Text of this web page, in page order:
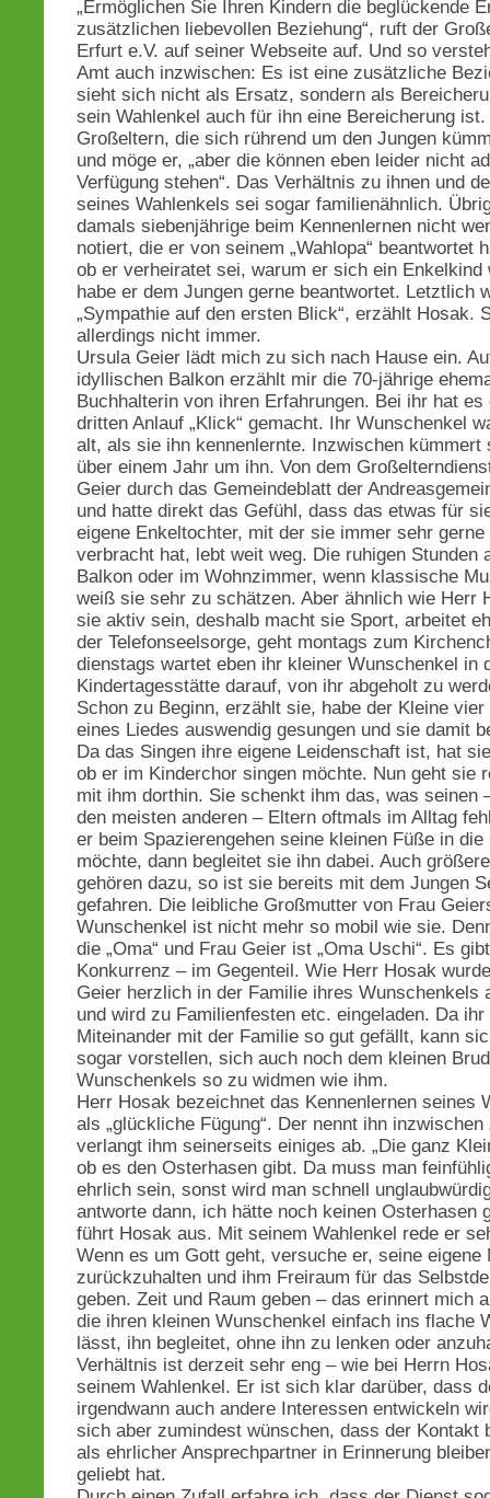
„Ermöglichen Sie Ihren Kindern die beglückende
zusätzlichen liebevollen Beziehung“, ruft der
Erfurt e.V. auf seiner Webseite auf. Und so
Amt auch inzwischen: Es ist eine zusätzliche
sieht sich nicht als Ersatz, sondern als
sein Wahlenkel auch für ihn eine Bereicherung
Großeltern, die sich rührend um den Jungen
und möge er, „aber die können eben leider nicht
Verfügung stehen“. Das Verhältnis zu ihnen und
seines Wahlenkels sei sogar familienähnlich.
damals siebenjährige beim Kennenlernen nicht
notiert, die er von seinem „Wahlopa“ beantwortet
ob er verheiratet sei, warum er sich ein Enkelkind
habe er dem Jungen gerne beantwortet. Letztlich
„Sympathie auf den ersten Blick“, erzählt Hosak.
allerdings nicht immer.
Ursula Geier lädt mich zu sich nach Hause ein.
idyllischen Balkon erzählt mir die 70-jährige
Buchhalterin von ihren Erfahrungen. Bei ihr hat es
dritten Anlauf „Klick“ gemacht. Ihr Wunschenkel
alt, als sie ihn kennenlernte. Inzwischen kümmert
über einem Jahr um ihn. Von dem
Geier durch das Gemeindeblatt der
und hatte direkt das Gefühl, dass das etwas für
eigene Enkeltochter, mit der sie immer sehr gerne
verbracht hat, lebt weit weg. Die ruhigen Stunden
Balkon oder im Wohnzimmer, wenn klassische
weiß sie sehr zu schätzen. Aber ähnlich wie Herr
sie aktiv sein, deshalb macht sie Sport, arbeitet
der Telefonseelsorge, geht montags zum
dienstags wartet eben ihr kleiner Wunschenkel in
Kindertagesstätte darauf, von ihr abgeholt zu
Schon zu Beginn, erzählt sie, habe der Kleine vier
eines Liedes auswendig gesungen und sie damit
Da das Singen ihre eigene Leidenschaft ist, hat
ob er im Kinderchor singen möchte. Nun geht sie
mit ihm dorthin. Sie schenkt ihm das, was seinen
den meisten anderen – Eltern oftmals im Alltag
er beim Spazierengehen seine kleinen Füße in
möchte, dann begleitet sie ihn dabei. Auch
gehören dazu, so ist sie bereits mit dem Jungen
gefahren. Die leibliche Großmutter von Frau
Wunschenkel ist nicht mehr so mobil wie sie.
die „Oma“ und Frau Geier ist „Oma Uschi“. Es
Konkurrenz – im Gegenteil. Wie Herr Hosak
Geier herzlich in der Familie ihres Wunschenkels
und wird zu Familienfesten etc. eingeladen. Da ihr
Miteinander mit der Familie so gut gefällt, kann
sogar vorstellen, sich auch noch dem kleinen
Wunschenkels so zu widmen wie ihm.
Herr Hosak bezeichnet das Kennenlernen seines
als „glückliche Fügung“. Der nennt ihn inzwischen
verlangt ihm seinerseits einiges ab. „Die ganz
ob es den Osterhasen gibt. Da muss man
ehrlich sein, sonst wird man schnell
antworte dann, ich hätte noch keinen Osterhasen
führt Hosak aus. Mit seinem Wahlenkel rede er
Wenn es um Gott geht, versuche er, seine eigene
zurückzuhalten und ihm Freiraum für das
geben. Zeit und Raum geben – das erinnert mich
die ihren kleinen Wunschenkel einfach ins flache
lässt, ihn begleitet, ohne ihn zu lenken oder
Verhältnis ist derzeit sehr eng – wie bei Herrn
seinem Wahlenkel. Er ist sich klar darüber, dass
irgendwann auch andere Interessen entwickeln
sich aber zumindest wünschen, dass der Kontakt
als ehrlicher Ansprechpartner in Erinnerung
geliebt hat.